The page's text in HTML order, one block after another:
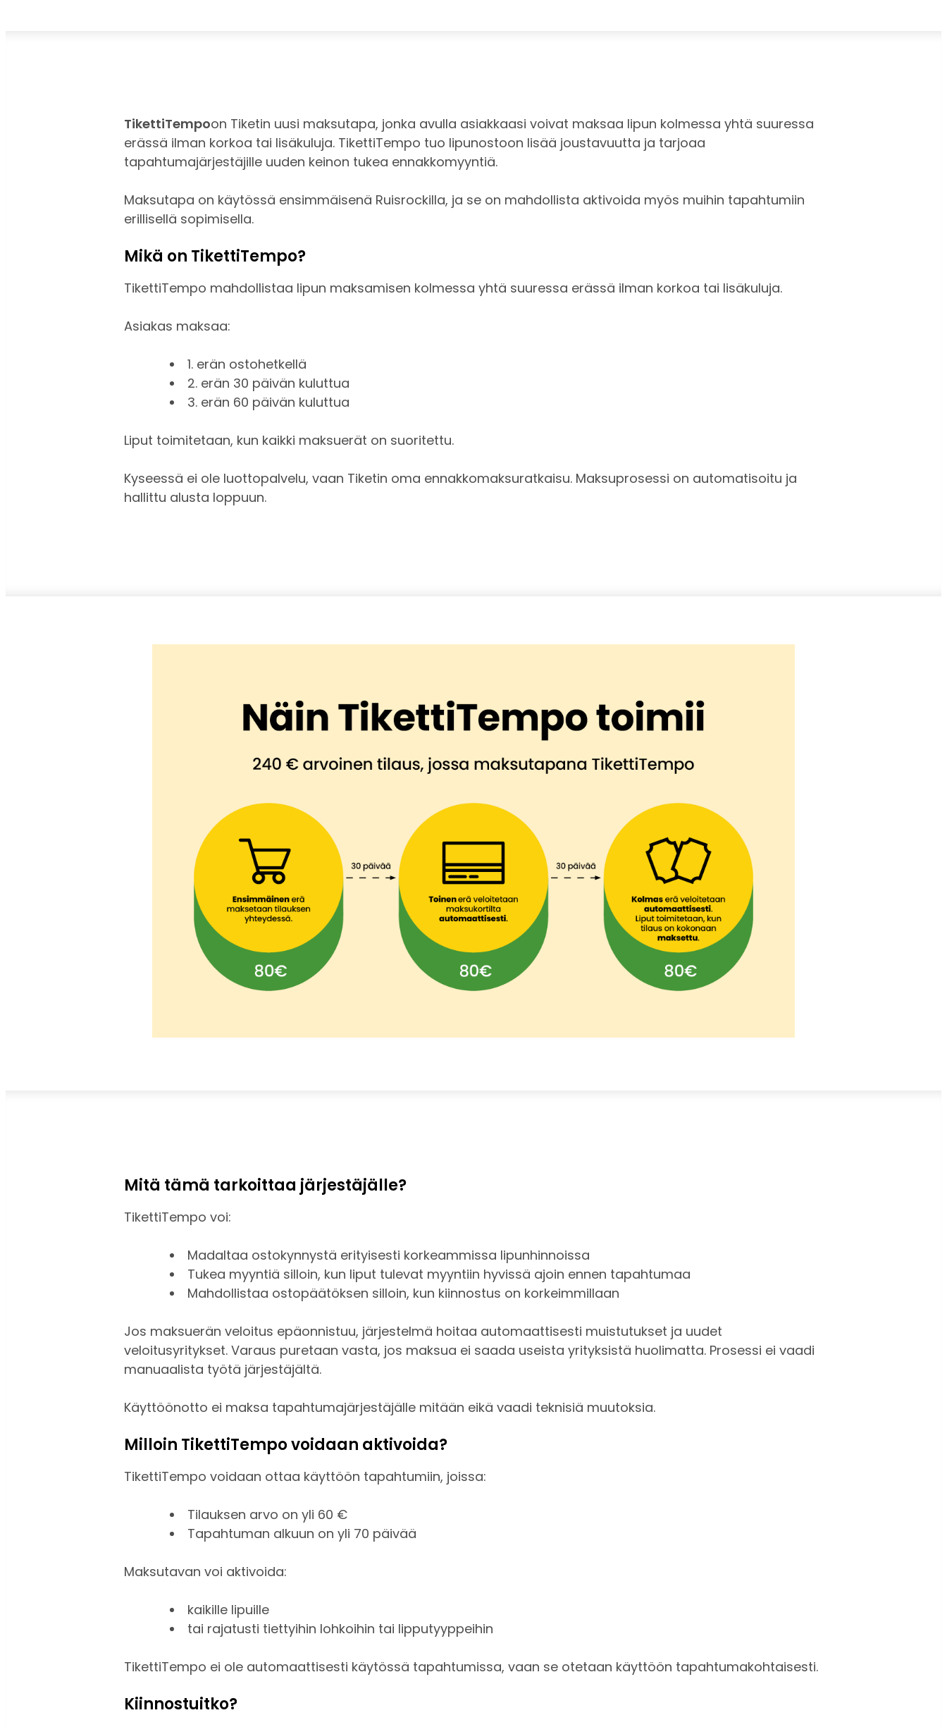
TikettiTempoon Tiketin uusi maksutapa, jonka avulla asiakkaasi voivat maksaa lipun kolmessa yhtä suuressa
erässä ilman korkoa tai lisäkuluja. TikettiTempo tuo lipunostoon lisää joustavuutta ja tarjoaa
tapahtumajärjestäjille uuden keinon tukea ennakkomyyntiä.
Maksutapa on käytössä ensimmäisenä Ruisrockilla, ja se on mahdollista aktivoida myös muihin tapahtumiin
erillisellä sopimisella.
Mikä on TikettiTempo?
TikettiTempo mahdollistaa lipun maksamisen kolmessa yhtä suuressa erässä ilman korkoa tai lisäkuluja.
Asiakas maksaa:
1. erän ostohetkellä
2. erän 30 päivän kuluttua
3. erän 60 päivän kuluttua
Liput toimitetaan, kun kaikki maksuerät on suoritettu.
Kyseessä ei ole luottopalvelu, vaan Tiketin oma ennakkomaksuratkaisu. Maksuprosessi on automatisoitu ja
hallittu alusta loppuun.
Mitä tämä tarkoittaa järjestäjälle?
TikettiTempo voi:
Madaltaa ostokynnystä erityisesti korkeammissa lipunhinnoissa
Tukea myyntiä silloin, kun liput tulevat myyntiin hyvissä ajoin ennen tapahtumaa
Mahdollistaa ostopäätöksen silloin, kun kiinnostus on korkeimmillaan
Jos maksuerän veloitus epäonnistuu, järjestelmä hoitaa automaattisesti muistutukset ja uudet
veloitusyritykset. Varaus puretaan vasta, jos maksua ei saada useista yrityksistä huolimatta. Prosessi ei vaadi
manuaalista työtä järjestäjältä.
Käyttöönotto ei maksa tapahtumajärjestäjälle mitään eikä vaadi teknisiä muutoksia.
Milloin TikettiTempo voidaan aktivoida?
TikettiTempo voidaan ottaa käyttöön tapahtumiin, joissa:
Tilauksen arvo on yli 60 €
Tapahtuman alkuun on yli 70 päivää
Maksutavan voi aktivoida:
kaikille lipuille
tai rajatusti tiettyihin lohkoihin tai lipputyyppeihin
TikettiTempo ei ole automaattisesti käytössä tapahtumissa, vaan se otetaan käyttöön tapahtumakohtaisesti.
Kiinnostuitko?